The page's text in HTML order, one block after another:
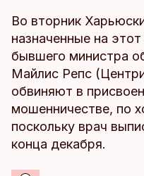
Во вторник
назначенные на
бывшего министра
Майлис Репс
обвиняют в
мошенничестве, по
поскольку врач
конца декабря.